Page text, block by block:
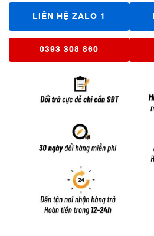
LIÊN HỆ ZALO 1
0393 308 860